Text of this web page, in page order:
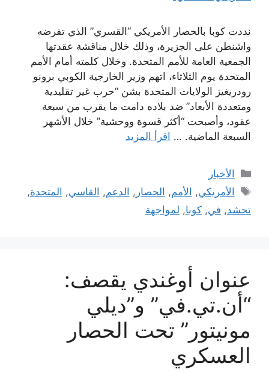
نددت كوبا بالحصار الأمريكي “القسري” الذي تفرضه
واشنطن على الجزيرة، وذلك خلال مناقشة عقدتها
الجمعية العامة للأمم المتحدة. وخلال كلمته أمام الأمم
المتحدة يوم الثلاثاء، اتهم وزير الخارجية الكوبي برونو
رودريغيز الولايات المتحدة بشن “حرب غير تقليدية
ومتعددة الأبعاد” ضد بلاده دامت ما يقرب من سبعة
عقود، وأصبحت “أكثر قسوة ووحشية” خلال الأشهر
السبعة الماضية. … اقرأ المزيد
التصنيفات
الأخبار
الوسوم
الأمريكي, الأمم, الحصار , الدعم, القاسي, المتحدة,
تحشد, في, كوبا, لمواجهة
عنوان أوغندي يقصف:
“أن.تي.في” و”ديلي
مونيتور” تحت الحصار
العسكري